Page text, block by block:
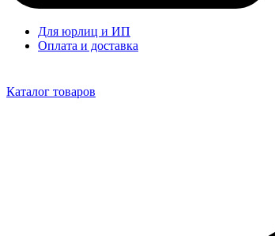
Для юрлиц и ИП
Оплата и доставка
Каталог товаров